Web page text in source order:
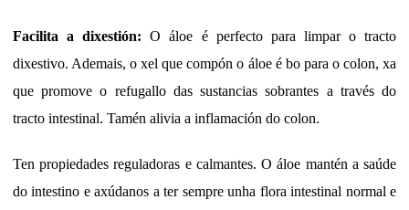
Facilita a dixestión: O áloe é perfecto para limpar o tracto
dixestivo. Ademais, o xel que compón o áloe é bo para o colon, xa
que promove o refugallo das sustancias sobrantes a través do
tracto intestinal. Tamén alivia a inflamación do colon.
Ten propiedades reguladoras e calmantes. O áloe mantén a saúde
do intestino e axúdanos a ter sempre unha flora intestinal normal e